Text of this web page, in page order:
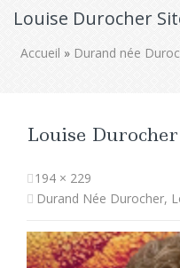
Louise Durocher
Accueil » Durand née
Louise Durocher
194 × 229
Durand Née Durocher,